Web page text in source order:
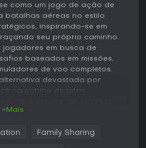
como um jogo de ação de
batalhas aéreas no estilo
inspirando-se em
seu próprio caminho.
jogadores em busca de
baseados em missões,
de voo completos.
devastada por
na cabine de jatos
Com controles acessíveis e
de ação intensas.
+Mais
Family Sharing